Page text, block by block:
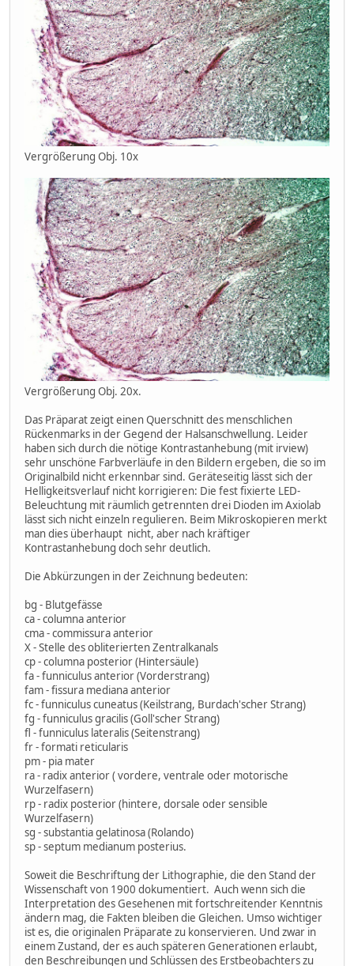
Vergrößerung Obj. 10x
Vergrößerung Obj. 20x.
Das Präparat zeigt einen Querschnitt des menschlichen
Rückenmarks in der Gegend der Halsanschwellung. Leider
haben sich durch die nötige Kontrastanhebung (mit irview)
sehr unschöne Farbverläufe in den Bildern ergeben, die so im
Originalbild nicht erkennbar sind. Geräteseitig lässt sich der
Helligkeitsverlauf nicht korrigieren: Die fest fixierte LED-
Beleuchtung mit räumlich getrennten drei Dioden im Axiolab
lässt sich nicht einzeln regulieren. Beim Mikroskopieren merkt
man dies überhaupt nicht, aber nach kräftiger
Kontrastanhebung doch sehr deutlich.
Die Abkürzungen in der Zeichnung bedeuten:
bg - Blutgefässe
ca - columna anterior
cma - commissura anterior
X - Stelle des obliterierten Zentralkanals
cp - columna posterior (Hintersäule)
fa - funniculus anterior (Vorderstrang)
fam - fissura mediana anterior
fc - funniculus cuneatus (Keilstrang, Burdach'scher Strang)
fg - funniculus gracilis (Goll'scher Strang)
fl - funniculus lateralis (Seitenstrang)
fr - formati reticularis
pm - pia mater
ra - radix anterior ( vordere, ventrale oder motorische
Wurzelfasern)
rp - radix posterior (hintere, dorsale oder sensible
Wurzelfasern)
sg - substantia gelatinosa (Rolando)
sp - septum medianum posterius.
Soweit die Beschriftung der Lithographie, die den Stand der
Wissenschaft von 1900 dokumentiert. Auch wenn sich die
Interpretation des Gesehenen mit fortschreitender Kenntnis
ändern mag, die Fakten bleiben die Gleichen. Umso wichtiger
ist es, die originalen Präparate zu konservieren. Und zwar in
einem Zustand, der es auch späteren Generationen erlaubt,
den Beschreibungen und Schlüssen des Erstbeobachters zu